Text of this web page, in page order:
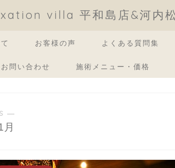
villa 平和島店&河内
お客様の声 よくある質問集
お問い合わせ 施術メニュー・価格
―